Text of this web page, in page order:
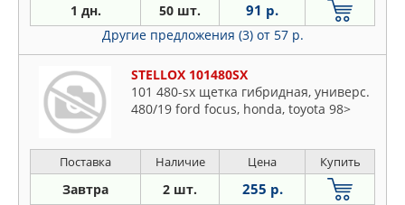
1 дн. 50 шт. 91 р.
Другие предложения (3) от 57 р.
STELLOX 101480SX
101 480-sx щетка гибридная, универс.
480/19 ford focus, honda, toyota 98>
Поставка Наличие Цена Купить
Завтра 2 шт. 255 р.